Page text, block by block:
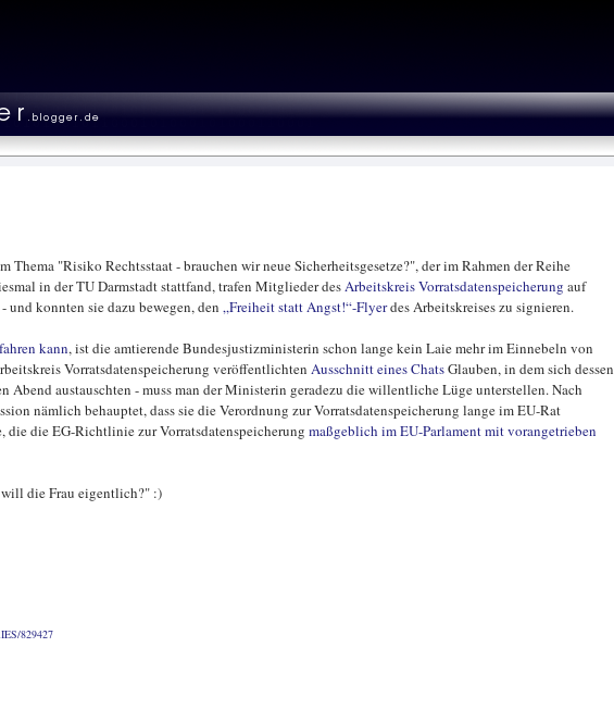
Thema "Risiko Rechtsstaat - brauchen wir neue Sicherheitsgesetze?", der im Rahmen der Reihe
in der TU Darmstadt stattfand, trafen Mitglieder desArbeitskreis Vorratsdatenspeicherung auf
konnten sie dazu bewegen, den „Freiheit statt Angst!“-Flyerdes Arbeitskreises zu signieren.
kann, ist die amtierende Bundesjustizministerin schon lange kein Laie mehr im Einnebeln von
Vorratsdatenspeicherung veröffentlichten Ausschnitt eines ChatsGlauben, in dem sich dessen
Abend austauschten - muss man der Ministerin geradezu die willentliche Lüge unterstellen. Nach
nämlich behauptet, dass sie die Verordnung zur Vorratsdatenspeicherung lange im EU-Rat
die die EG-Richtlinie zur Vorratsdatenspeicherung maßgeblich im EU-Parlament mit vorangetrieben
die Frau eigentlich?" :)
829427